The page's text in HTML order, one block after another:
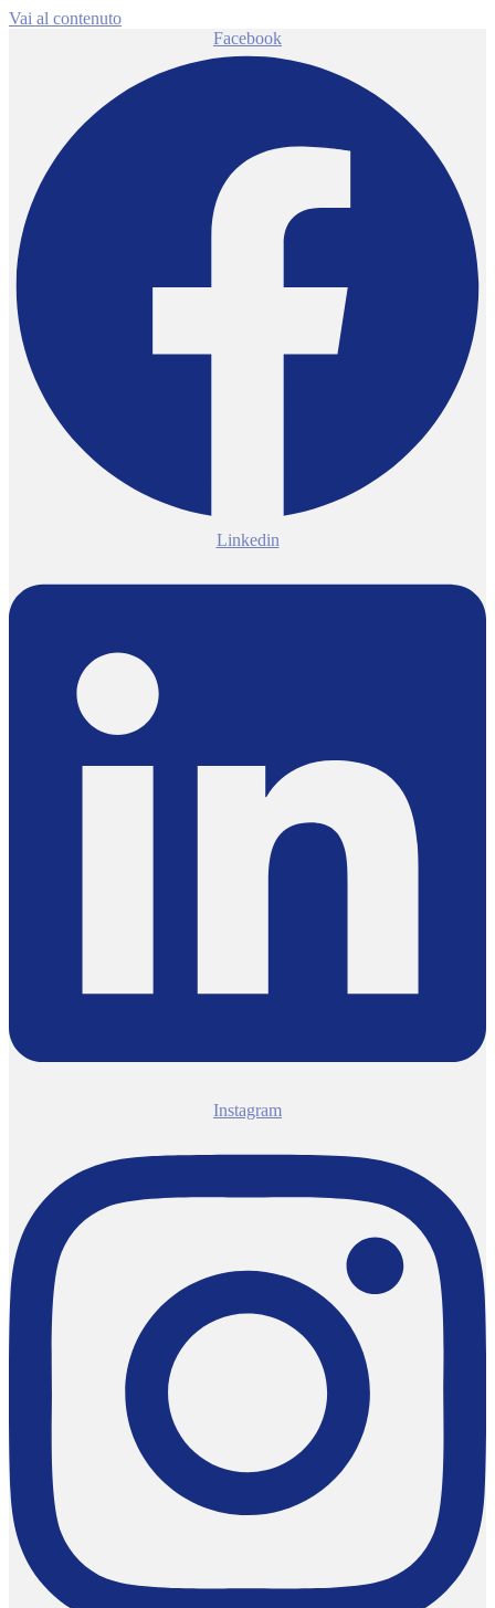
Vai al contenuto
Facebook
Linkedin
Instagram